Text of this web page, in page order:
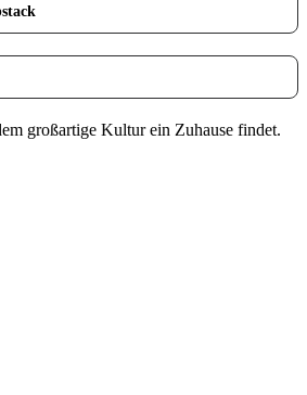
großartige Kultur ein Zuhause findet.